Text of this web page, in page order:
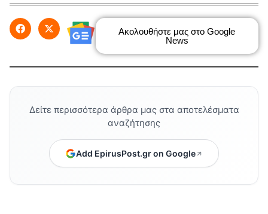
Ακολουθήστε μας στο Google
News
Δείτε περισσότερα άρθρα μας στα αποτελέσματα
αναζήτησης
Add EpirusPost.gr on Google